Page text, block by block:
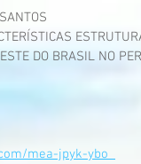
DO BRASIL NO
mea-jpyk-ybo